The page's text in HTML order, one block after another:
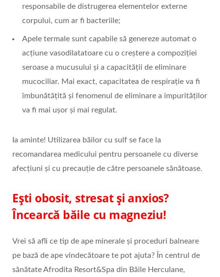
responsabile de distrugerea elementelor externe
corpului, cum ar fi bacteriile;
Apele termale sunt capabile să genereze automat o
acțiune vasodilatatoare cu o creștere a compoziției
seroase a mucusului și a capacității de eliminare
mucociliar. Mai exact, capacitatea de respirație va fi
îmbunătățită și fenomenul de eliminare a impurităților
va fi mai ușor și mai regulat.
Ia aminte! Utilizarea băilor cu sulf se face la
recomandarea medicului pentru persoanele cu diverse
afecțiuni și cu precauție de către persoanele sănătoase.
Ești obosit, stresat și anxios?
Încearcă băile cu magneziu!
Vrei să afli ce tip de ape minerale și proceduri balneare
pe bază de ape vindecătoare te pot ajuta? În centrul de
sănătate Afrodita Resort&Spa din Băile Herculane,